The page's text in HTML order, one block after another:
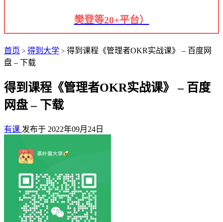
樊登等20+平台）
首页 > 得到大学 > 得到课程《管理者OKR实战课》 – 百度网
盘 – 下载
得到课程《管理者OKR实战课》 – 百度
网盘 – 下载
有课 发布于 2022年09月24日